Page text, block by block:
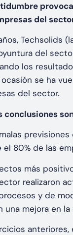
del
Techsolids
del
los
se ha
del sector.
conclusiones
el 80% de las
más
realizaron
y de
una mejora en